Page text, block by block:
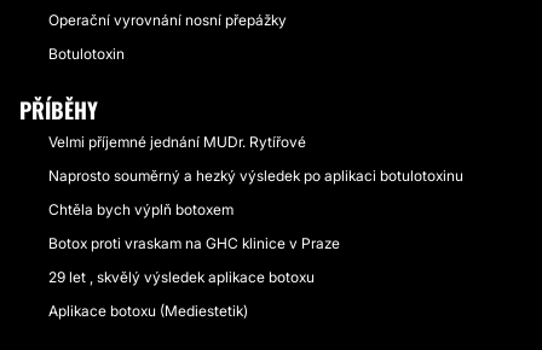
Operační vyrovnání nosní přepážky
Botulotoxin
PŘÍBĚHY
Velmi příjemné jednání MUDr. Rytířové
Naprosto souměrný a hezký výsledek po aplikaci botulotoxinu
Chtěla bych výplň botoxem
Botox proti vraskam na GHC klinice v Praze
29 let , skvělý výsledek aplikace botoxu
Aplikace botoxu (Mediestetik)